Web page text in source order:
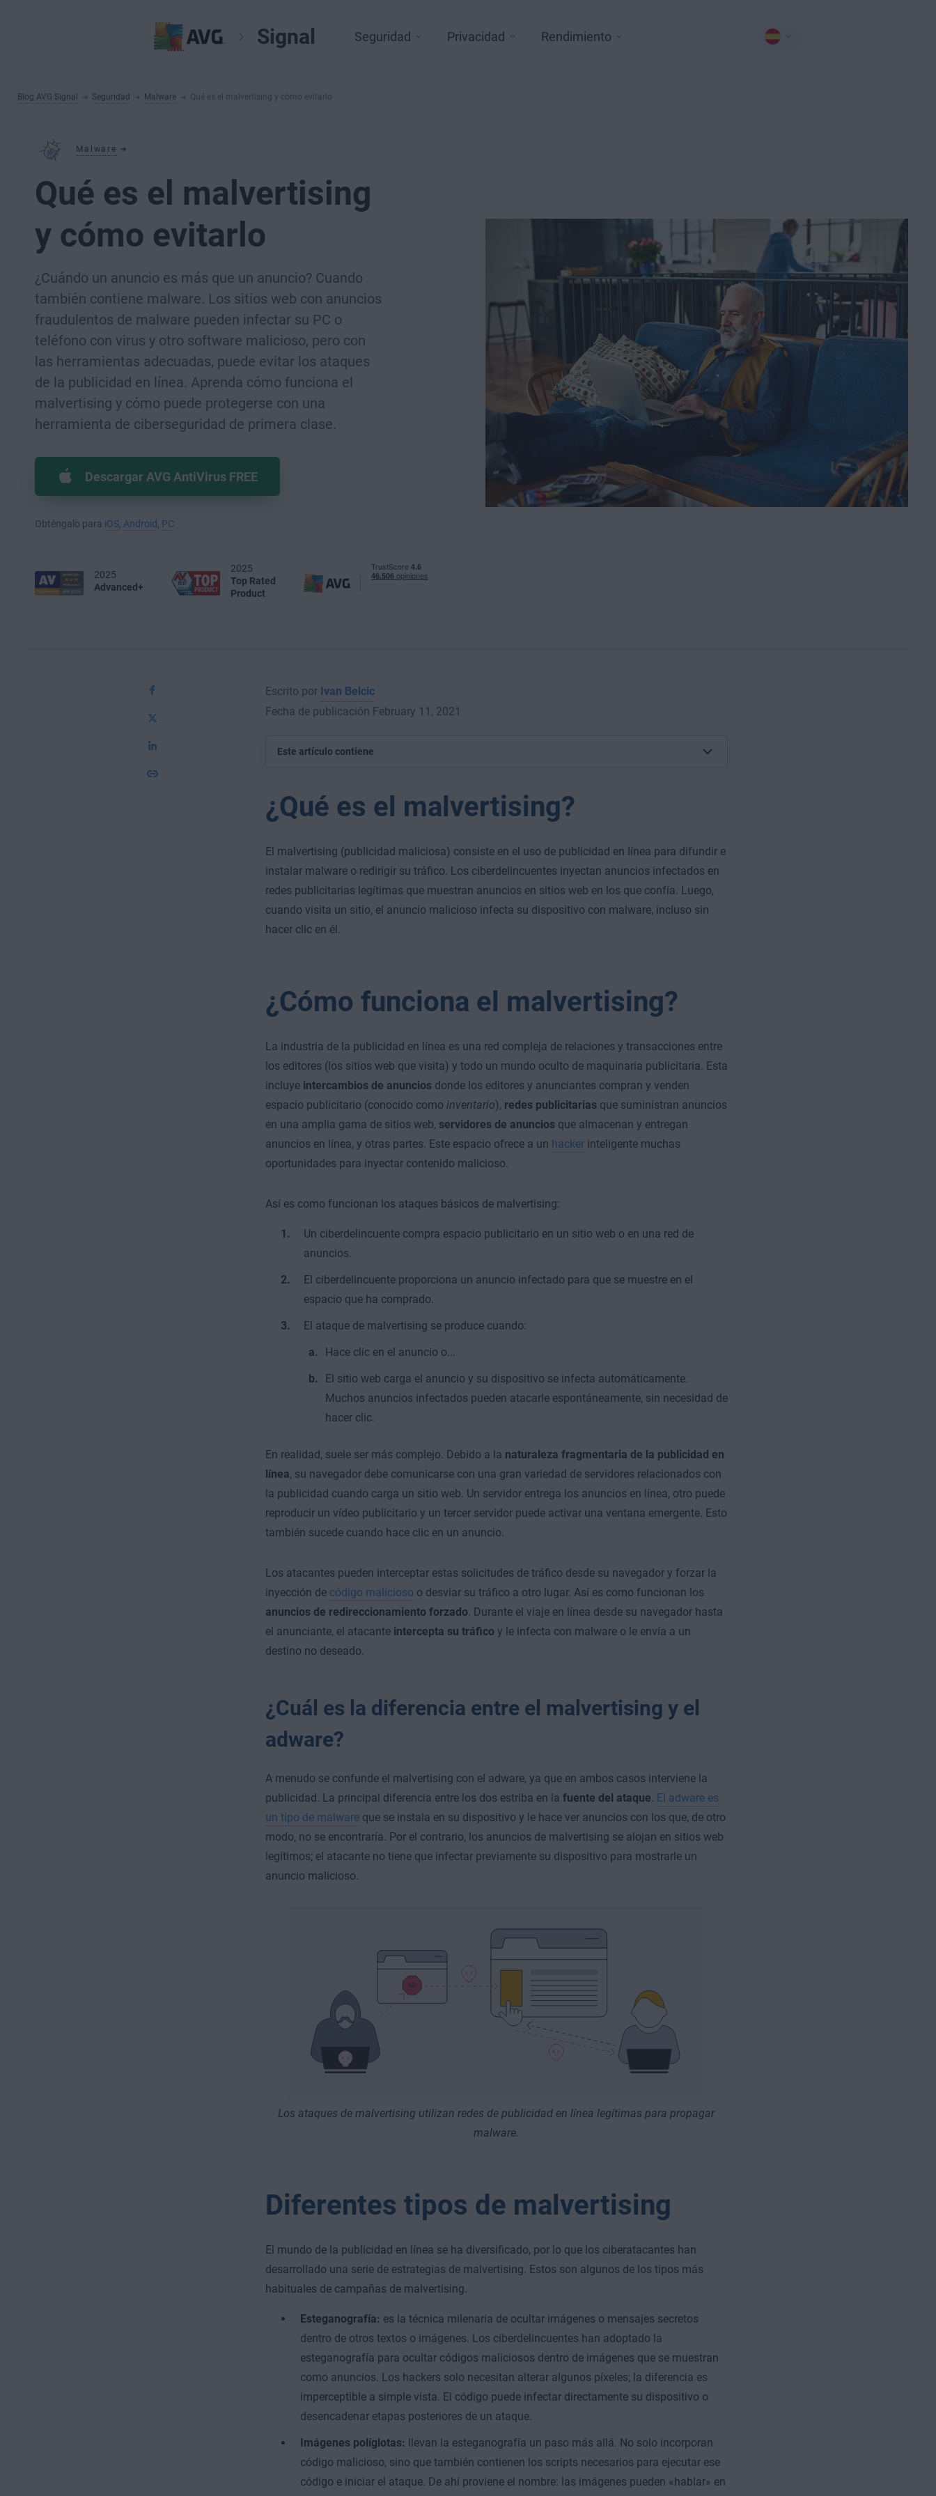
Signal Seguridad Privacidad Rendimiento
Blog AVG Signal Seguridad Malware Qué es el malvertising y cómo evitarlo
Malware
Qué es el malvertising
y cómo evitarlo
¿Cuándo un anuncio es más que un anuncio? Cuando
también contiene malware. Los sitios web con anuncios
fraudulentos de malware pueden infectar su PC o
teléfono con virus y otro software malicioso, pero con
las herramientas adecuadas, puede evitar los ataques
de la publicidad en línea. Aprenda cómo funciona el
malvertising y cómo puede protegerse con una
herramienta de ciberseguridad de primera clase.
Descargar AVG AntiVirus FREE
Obténgalo para iOS Android PC
2025
Advanced+
2025
Top Rated
Product
Escrito por Ivan Belcic
Fecha de publicación February 11, 2021
Este artículo contiene
¿Qué es el malvertising?
El malvertising (publicidad maliciosa) consiste en el uso de publicidad en línea para difundir e
instalar malware o redirigir su tráfico. Los ciberdelincuentes inyectan anuncios infectados en
redes publicitarias legítimas que muestran anuncios en sitios web en los que confía. Luego,
cuando visita un sitio, el anuncio malicioso infecta su dispositivo con malware, incluso sin
hacer clic en él.
¿Cómo funciona el malvertising?
La industria de la publicidad en línea es una red compleja de relaciones y transacciones entre
los editores (los sitios web que visita) y todo un mundo oculto de maquinaria publicitaria. Esta
incluye intercambios de anunciosdonde los editores y anunciantes compran y venden
espacio publicitario (conocido como inventario), redes publicitariasque suministran anuncios
en una amplia gama de sitios web, servidores de anunciosque almacenan y entregan
anuncios en línea, y otras partes. Este espacio ofrece a un hackerinteligente muchas
oportunidades para inyectar contenido malicioso.
Así es como funcionan los ataques básicos de malvertising:
Un ciberdelincuente compra espacio publicitario en un sitio web o en una red de
anuncios.
El ciberdelincuente proporciona un anuncio infectado para que se muestre en el
espacio que ha comprado.
El ataque de malvertising se produce cuando:
Hace clic en el anuncio o...
El sitio web carga el anuncio y su dispositivo se infecta automáticamente.
Muchos anuncios infectados pueden atacarle espontáneamente, sin necesidad de
hacer clic.
En realidad, suele ser más complejo. Debido a la naturaleza fragmentaria de la publicidad en
línea, su navegador debe comunicarse con una gran variedad de servidores relacionados con
la publicidad cuando carga un sitio web. Un servidor entrega los anuncios en línea, otro puede
reproducir un vídeo publicitario y un tercer servidor puede activar una ventana emergente. Esto
también sucede cuando hace clic en un anuncio.
Los atacantes pueden interceptar estas solicitudes de tráfico desde su navegador y forzar la
inyección de código malicioso o desviar su tráfico a otro lugar. Así es como funcionan los
anuncios de redireccionamiento forzado. Durante el viaje en línea desde su navegador hasta
el anunciante, el atacante intercepta su tráficoy le infecta con malware o le envía a un
destino no deseado.
¿Cuál es la diferencia entre el malvertising y el
adware?
A menudo se confunde el malvertising con el adware, ya que en ambos casos interviene la
publicidad. La principal diferencia entre los dos estriba en la fuente del ataque. El adware es
un tipo de malwareque se instala en su dispositivo y le hace ver anuncios con los que, de otro
modo, no se encontraría. Por el contrario, los anuncios de malvertising se alojan en sitios web
legítimos; el atacante no tiene que infectar previamente su dispositivo para mostrarle un
anuncio malicioso.
Los ataques de malvertising utilizan redes de publicidad en línea legítimas para propagar
malware.
Diferentes tipos de malvertising
El mundo de la publicidad en línea se ha diversificado, por lo que los ciberatacantes han
desarrollado una serie de estrategias de malvertising. Estos son algunos de los tipos más
habituales de campañas de malvertising.
Esteganografía: es la técnica milenaria de ocultar imágenes o mensajes secretos
dentro de otros textos o imágenes. Los ciberdelincuentes han adoptado la
esteganografía para ocultar códigos maliciosos dentro de imágenes que se muestran
como anuncios. Los hackers solo necesitan alterar algunos píxeles; la diferencia es
imperceptible a simple vista. El código puede infectar directamente su dispositivo o
desencadenar etapas posteriores de un ataque.
Imágenes políglotas: llevan la esteganografía un paso más allá. No solo incorporan
código malicioso, sino que también contienen los scripts necesarios para ejecutar ese
código e iniciar el ataque. De ahí proviene el nombre: las imágenes pueden «hablar» en